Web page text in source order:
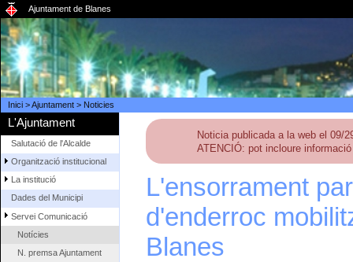
Ajuntament de Blanes
Inici>Ajuntament> Noticies
L'Ajuntament
Salutació de l'Alcalde
Organització institucional
La institució
Dades del Municipi
Servei Comunicació
Notícies
N. premsa Ajuntament
Noticia publicada a la web el 09/
ATENCIÓ: pot incloure
L'ensorrament
d'enderroc
Blanes